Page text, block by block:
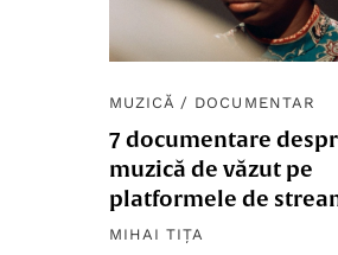
MUZICĂ / DOCUMENTAR
7 documentare
muzică de văzut pe
platformele de
MIHAI TIȚA